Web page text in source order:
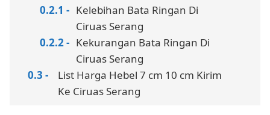
Kelebihan Bata Ringan Di
Ciruas Serang
Kekurangan Bata Ringan Di
Ciruas Serang
List Harga Hebel 7 cm 10 cm Kirim
Ke Ciruas Serang